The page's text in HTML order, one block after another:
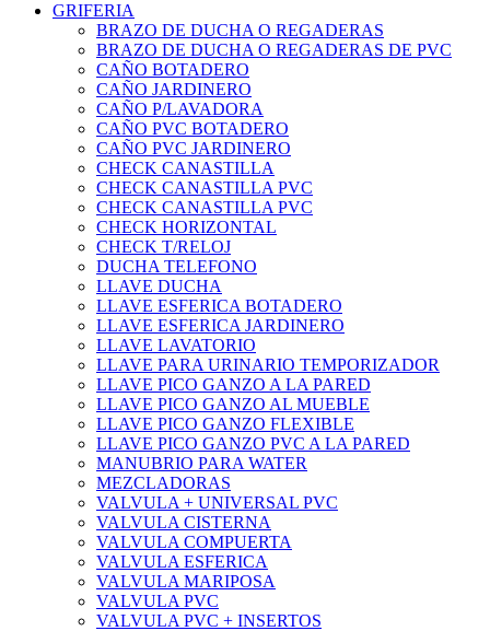
GRIFERIA
BRAZO DE DUCHA O REGADERAS
BRAZO DE DUCHA O REGADERAS DE PVC
CAÑO BOTADERO
CAÑO JARDINERO
CAÑO P/LAVADORA
CAÑO PVC BOTADERO
CAÑO PVC JARDINERO
CHECK CANASTILLA
CHECK CANASTILLA PVC
CHECK CANASTILLA PVC
CHECK HORIZONTAL
CHECK T/RELOJ
DUCHA TELEFONO
LLAVE DUCHA
LLAVE ESFERICA BOTADERO
LLAVE ESFERICA JARDINERO
LLAVE LAVATORIO
LLAVE PARA URINARIO TEMPORIZADOR
LLAVE PICO GANZO A LA PARED
LLAVE PICO GANZO AL MUEBLE
LLAVE PICO GANZO FLEXIBLE
LLAVE PICO GANZO PVC A LA PARED
MANUBRIO PARA WATER
MEZCLADORAS
VALVULA + UNIVERSAL PVC
VALVULA CISTERNA
VALVULA COMPUERTA
VALVULA ESFERICA
VALVULA MARIPOSA
VALVULA PVC
VALVULA PVC + INSERTOS